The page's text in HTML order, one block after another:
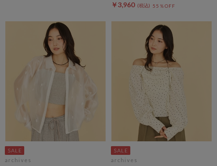
￥3,960 55％OFF
archives archives